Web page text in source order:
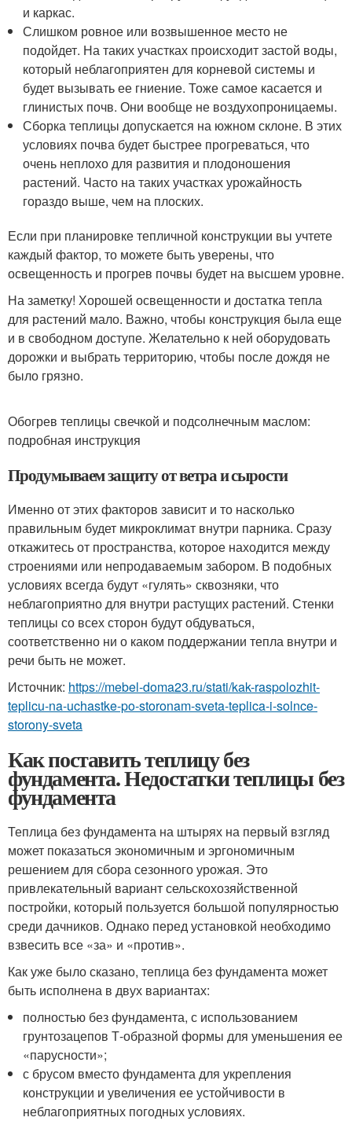
и каркас.
Слишком ровное или возвышенное место не
подойдет. На таких участках происходит застой воды,
который неблагоприятен для корневой системы и
будет вызывать ее гниение. Тоже самое касается и
глинистых почв. Они вообще не воздухопроницаемы.
Сборка теплицы допускается на южном склоне. В этих
условиях почва будет быстрее прогреваться, что
очень неплохо для развития и плодоношения
растений. Часто на таких участках урожайность
гораздо выше, чем на плоских.
Если при планировке тепличной конструкции вы учтете
каждый фактор, то можете быть уверены, что
освещенность и прогрев почвы будет на высшем уровне.
На заметку! Хорошей освещенности и достатка тепла
для растений мало. Важно, чтобы конструкция была еще
и в свободном доступе. Желательно к ней оборудовать
дорожки и выбрать территорию, чтобы после дождя не
было грязно.
Обогрев теплицы свечкой и подсолнечным маслом:
подробная инструкция
Продумываем защиту от ветра и сырости
Именно от этих факторов зависит и то насколько
правильным будет микроклимат внутри парника. Сразу
откажитесь от пространства, которое находится между
строениями или непродаваемым забором. В подобных
условиях всегда будут «гулять» сквозняки, что
неблагоприятно для внутри растущих растений. Стенки
теплицы со всех сторон будут обдуваться,
соответственно ни о каком поддержании тепла внутри и
речи быть не может.
Источник: https://mebel-doma23.ru/stati/kak-raspolozhit-
teplicu-na-uchastke-po-storonam-sveta-teplica-i-solnce-
storony-sveta
Как поставить теплицу без
фундамента. Недостатки теплицы без
фундамента
Теплица без фундамента на штырях на первый взгляд
может показаться экономичным и эргономичным
решением для сбора сезонного урожая. Это
привлекательный вариант сельскохозяйственной
постройки, который пользуется большой популярностью
среди дачников. Однако перед установкой необходимо
взвесить все «за» и «против».
Как уже было сказано, теплица без фундамента может
быть исполнена в двух вариантах:
полностью без фундамента, с использованием
грунтозацепов Т-образной формы для уменьшения ее
«парусности»;
с брусом вместо фундамента для укрепления
конструкции и увеличения ее устойчивости в
неблагоприятных погодных условиях.